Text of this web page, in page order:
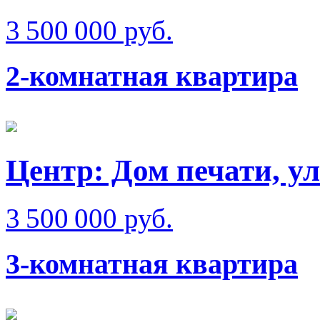
3 500 000 руб.
2-комнатная квартира
Центр: Дом печати,
3 500 000 руб.
3-комнатная квартира